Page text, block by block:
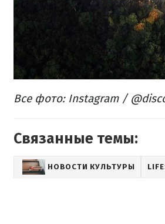
Все фото: Instagram /
Связанные темы:
НОВОСТИ КУЛЬТУРЫ